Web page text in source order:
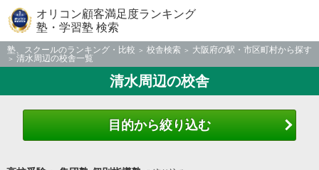
オリコン顧客満足度ランキング
塾・学習塾 検索
塾、スクールのランキング・比較 校舎検索
大阪府の駅・市区町村から探す
清水周辺の校舎一覧
清水周辺の校舎
目的から絞り込む